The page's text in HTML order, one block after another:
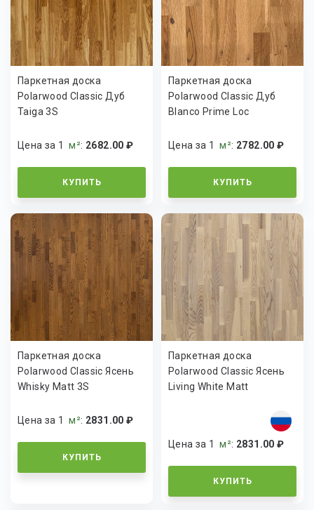
Паркетная доска
Polarwood Classic Дуб
Taiga 3S
Цена за 1м²: 2682.00 ₽
КУПИТЬ
Паркетная доска
Polarwood Classic Дуб
Blanco Prime Loc
Цена за 1м²: 2782.00 ₽
КУПИТЬ
Паркетная доска
Polarwood Classic Ясень
Whisky Matt 3S
Цена за 1м²: 2831.00 ₽
КУПИТЬ
Паркетная доска
Polarwood Classic Ясень
Living White Matt
Цена за 1м²: 2831.00 ₽
КУПИТЬ